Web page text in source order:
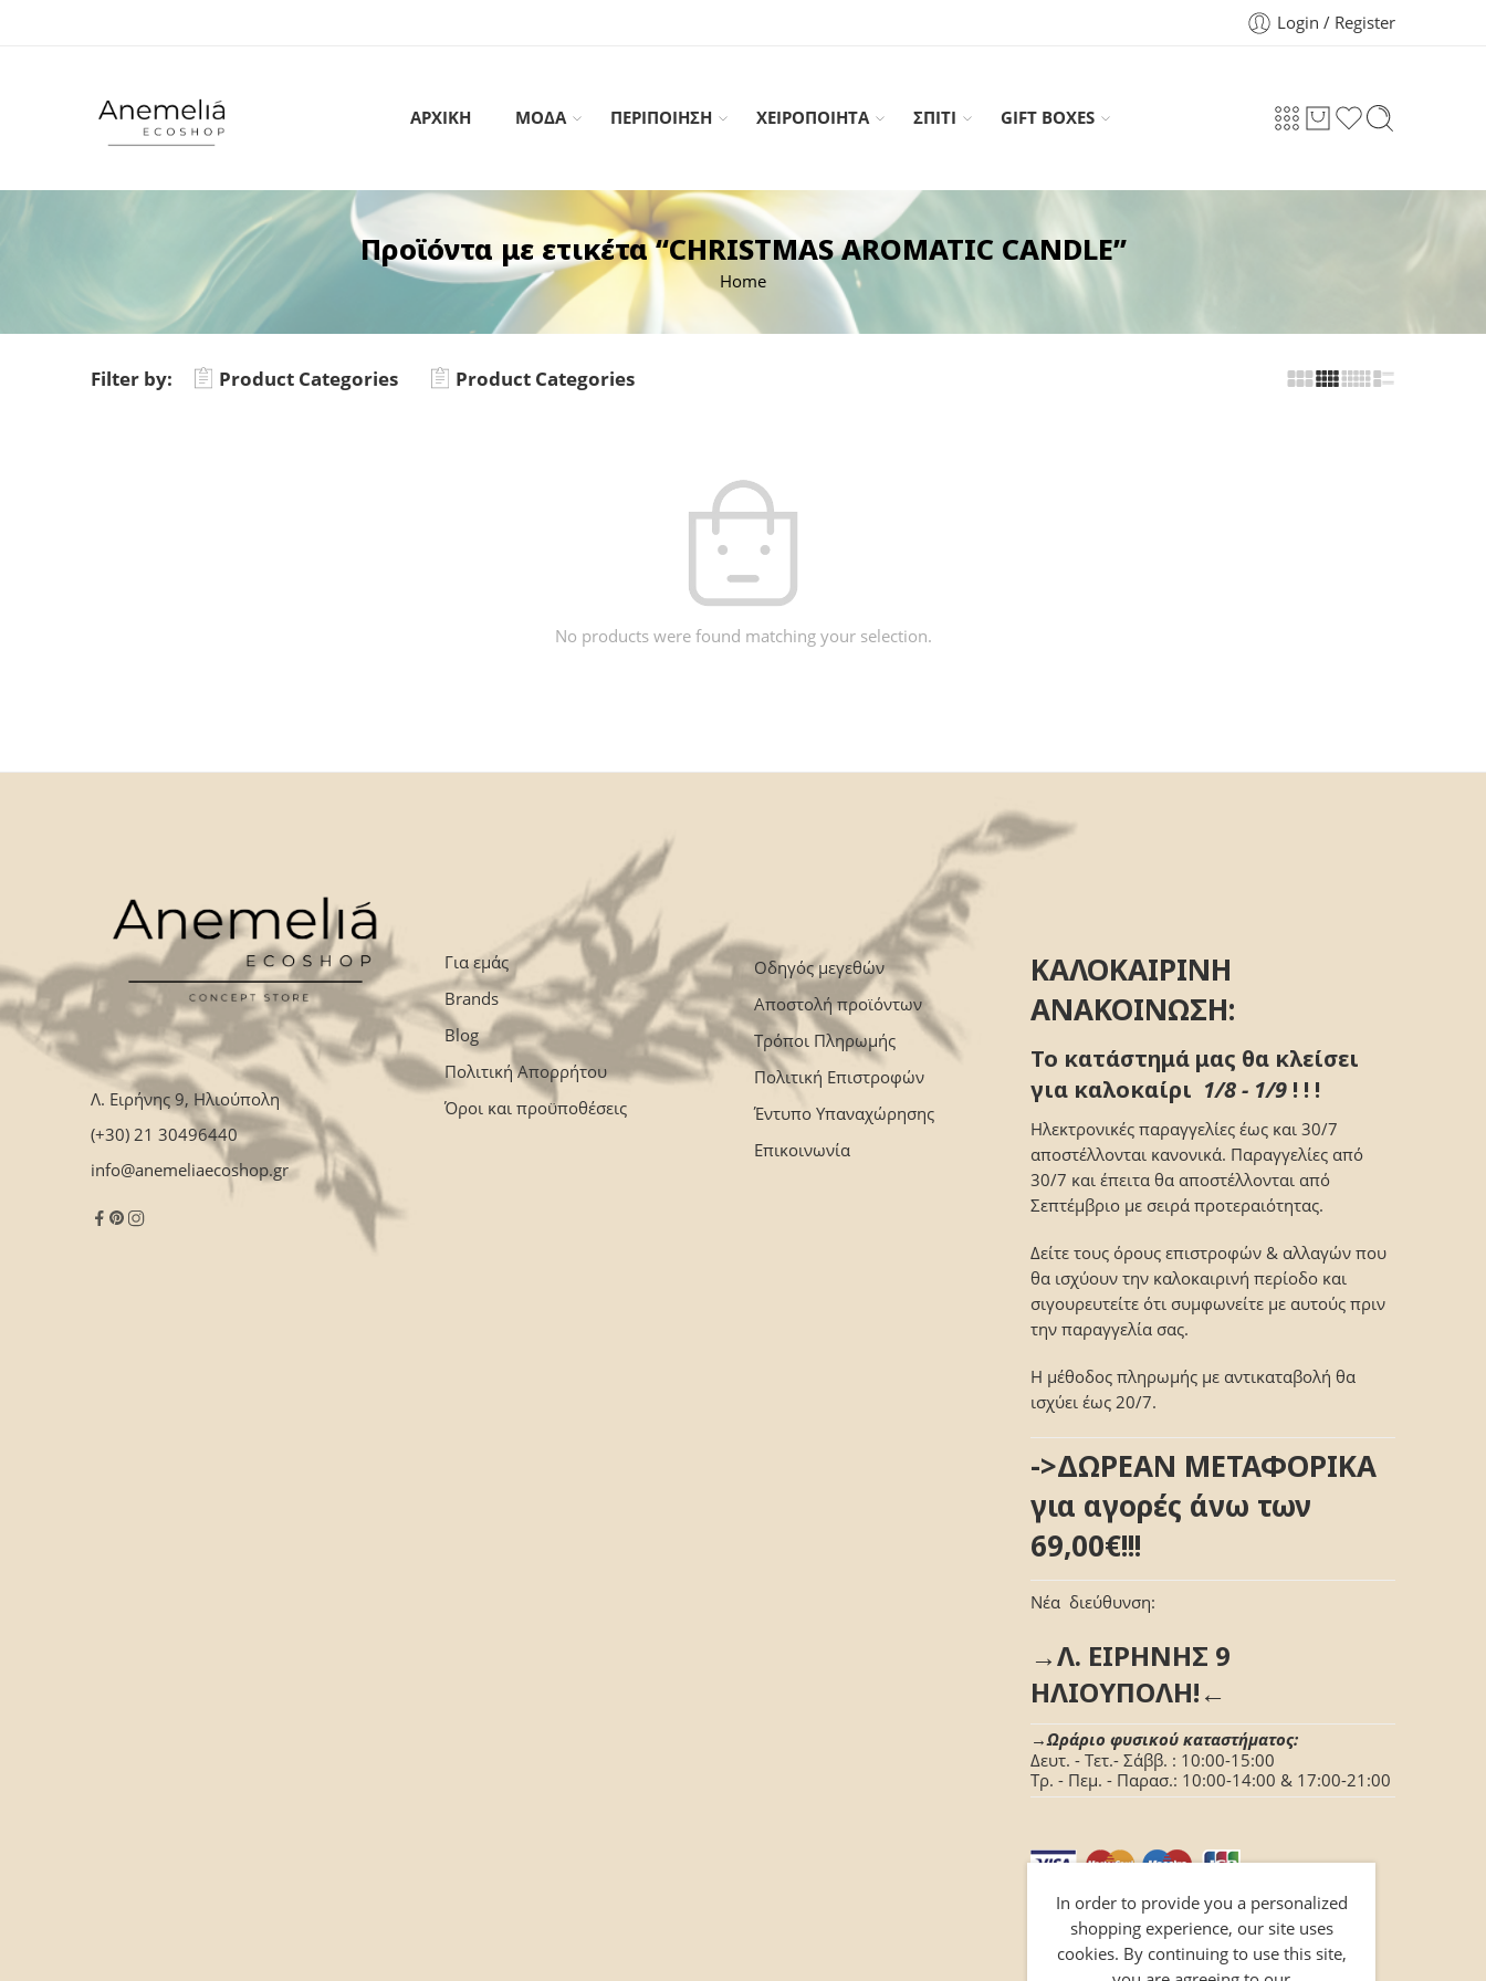
Login / Register
ΑΡΧΙΚΗ ΜΟΔΑ ΠΕΡΙΠΟΙΗΣΗ ΧΕΙΡΟΠΟΙΗΤΑ ΣΠΙΤΙ GIFT BOXES
Προϊόντα με ετικέτα “CHRISTMAS AROMATIC CANDLE”
Home
Filter by: Product Categories Product Categories
No products were found matching your selection.
Λ. Ειρήνης 9, Ηλιούπολη
(+30) 21 30496440
info@anemeliaecoshop.gr
Για εμάς
Brands
Blog
Πολιτική Απορρήτου
Όροι και προϋποθέσεις
Οδηγός μεγεθών
Αποστολή προϊόντων
Τρόποι Πληρωμής
Πολιτική Επιστροφών
Έντυπο Υπαναχώρησης
Επικοινωνία
ΚΑΛΟΚΑΙΡΙΝΗ
ΑΝΑΚΟΙΝΩΣΗ:
Το κατάστημά μας θα κλείσει
για καλοκαίρι 1/8 - 1/9 ! ! !
Ηλεκτρονικές παραγγελίες έως και 30/7
αποστέλλονται κανονικά. Παραγγελίες από
30/7 και έπειτα θα αποστέλλονται από
Σεπτέμβριο με σειρά προτεραιότητας.
Δείτε τους όρους επιστροφών & αλλαγών που
θα ισχύουν την καλοκαιρινή περίοδο και
σιγουρευτείτε ότι συμφωνείτε με αυτούς πριν
την παραγγελία σας.
Η μέθοδος πληρωμής με αντικαταβολή θα
ισχύει έως 20/7.
->ΔΩΡΕΑΝ ΜΕΤΑΦΟΡΙΚΑ
για αγορές άνω των
69,00€!!!
Νέα διεύθυνση:
→Λ. ΕΙΡΗΝΗΣ 9
ΗΛΙΟΥΠΟΛΗ!←
→Ωράριο φυσικού καταστήματος:
Δευτ. - Τετ.- Σάββ. : 10:00-15:00
Τρ. - Πεμ. - Παρασ.: 10:00-14:00 & 17:00-21:00
In order to provide you a personalized
shopping experience, our site uses
cookies. By continuing to use this site,